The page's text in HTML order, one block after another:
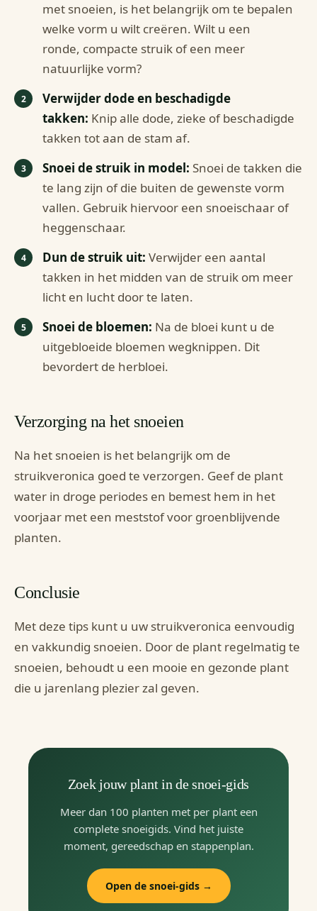
met snoeien, is het belangrijk om te bepalen
welke vorm u wilt creëren. Wilt u een
ronde, compacte struik of een meer
natuurlijke vorm?
Verwijder dode en beschadigde
takken: Knip alle dode, zieke of beschadigde
takken tot aan de stam af.
Snoei de struik in model: Snoei de takken die
te lang zijn of die buiten de gewenste vorm
vallen. Gebruik hiervoor een snoeischaar of
heggenschaar.
Dun de struik uit: Verwijder een aantal
takken in het midden van de struik om meer
licht en lucht door te laten.
Snoei de bloemen: Na de bloei kunt u de
uitgebloeide bloemen wegknippen. Dit
bevordert de herbloei.
Verzorging na het snoeien
Na het snoeien is het belangrijk om de
struikveronica goed te verzorgen. Geef de plant
water in droge periodes en bemest hem in het
voorjaar met een meststof voor groenblijvende
planten.
Conclusie
Met deze tips kunt u uw struikveronica eenvoudig
en vakkundig snoeien. Door de plant regelmatig te
snoeien, behoudt u een mooie en gezonde plant
die u jarenlang plezier zal geven.
Zoek jouw plant in de snoei-gids
Meer dan 100 planten met per plant een
complete snoeigids. Vind het juiste
moment, gereedschap en stappenplan.
Open de snoei-gids →